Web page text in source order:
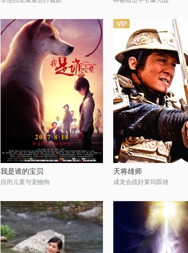
我是谁的宝贝
自闭儿童与宠物狗
天将雄师
成龙会战好莱坞双雄